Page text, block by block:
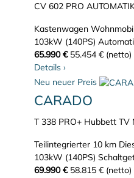
CV 602 PRO
Kastenwagen
103kW (140PS)
65.990 € 55.454 € (netto)
Details ›
Neu neuer Preis
CARADO
T 338 PRO+ Hubbett TV
Teilintegrierter 10 km
103kW (140PS)
69.990 € 58.815 € (netto)